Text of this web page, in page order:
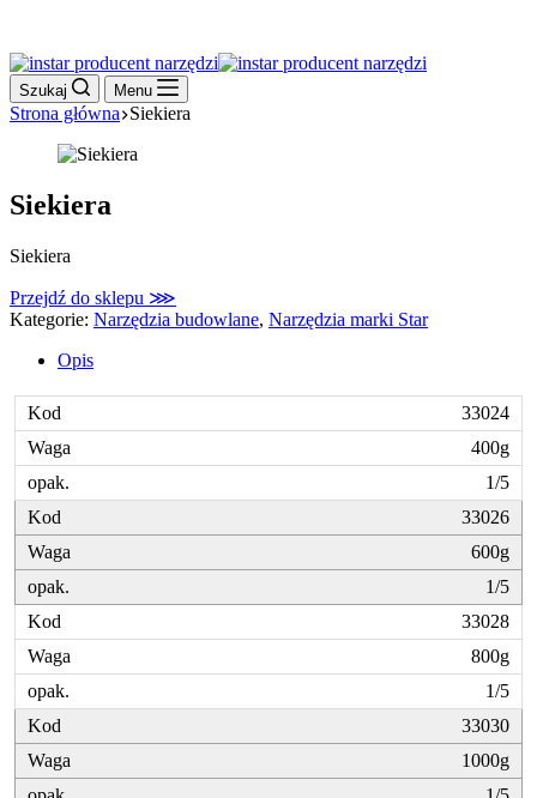
Szukaj Menu
Strona główna Siekiera
Siekiera
Siekiera
Przejdź do sklepu ⋙
Kategorie: Narzędzia budowlane, Narzędzia marki Star
Opis
33024
400g
1/5
33026
600g
1/5
33028
800g
1/5
33030
1000g